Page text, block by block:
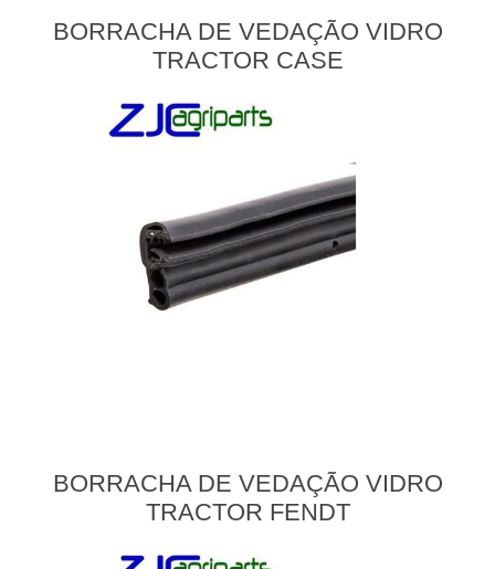
BORRACHA DE VEDAÇÃO VIDRO
TRACTOR CASE
BORRACHA DE VEDAÇÃO VIDRO
TRACTOR FENDT